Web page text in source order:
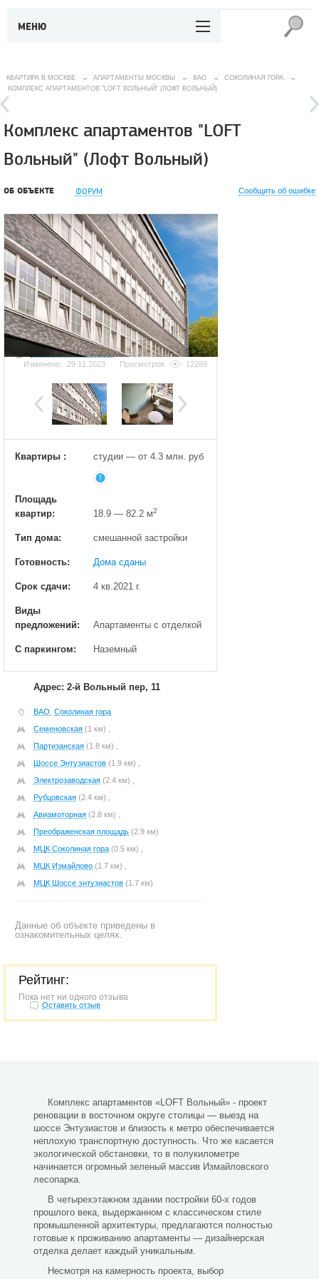
МЕНЮ
КВАРТИРА В МОСКВЕ → АПАРТАМЕНТЫ МОСКВЫ → ВАО → СОКОЛИНАЯ ГОРА
→
КОМПЛЕКС АПАРТАМЕНТОВ "LOFT ВОЛЬНЫЙ" (ЛОФТ ВОЛЬНЫЙ)
Комплекс апартаментов "LOFT
Вольный" (Лофт Вольный)
ОБ ОБЪЕКТЕ ФОРУМ Сообщить об ошибке
Добавить фотографию
Изменено:
29.11.2023 Просмотров 12289
Квартиры : студии — от 4.3 млн. руб
Площадь
квартир:
18.9 — 82.2 м2
Тип дома: смешанной застройки
Готовность: Дома сданы
Срок сдачи: 4 кв.2021 г.
Виды
предложений:
Апартаменты с отделкой
С паркингом: Наземный
Адрес: 2-й Вольный пер, 11
ВАО Соколиная гора
Семеновская (1 км) ,
Партизанская (1.8 км) ,
Шоссе Энтузиастов (1.9 км) ,
Электрозаводская (2.4 км) ,
Рубцовская (2.4 км) ,
Авиамоторная (2.8 км) ,
Преображенская площадь (2.9 км)
МЦК Соколиная гора (0.5 км) ,
МЦК Измайлово (1.7 км) ,
МЦК Шоссе энтузиастов (1.7 км)
Данные об объекте приведены в
ознакомительных целях.
Рейтинг:
Пока нет ни одного отзыва
Оставить отзыв
Комплекс апартаментов «LOFT Вольный» - проект
реновации в восточном округе столицы — выезд на
шоссе Энтузиастов и близость к метро обеспечивается
неплохую транспортную доступность. Что же касается
экологической обстановки, то в полукилометре
начинается огромный зеленый массив Измайловского
лесопарка.
В четырехэтажном здании постройки 60-х годов
прошлого века, выдержанном с классическом стиле
промышленной архитектуры, предлагаются полностью
готовые к проживанию апартаменты — дизайнерская
отделка делает каждый уникальным.
Несмотря на камерность проекта, выбор